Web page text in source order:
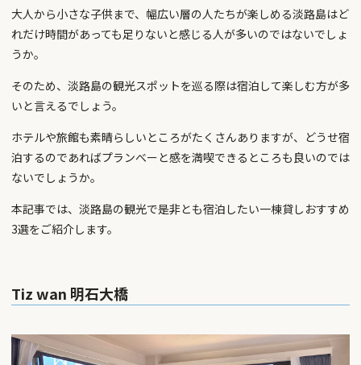
大人から小さな子供まで、幅広い層の人たちが楽しめる淡路島はど
れだけ時間があっても足りないと感じる人が多いのではないでしょ
うか。
そのため、淡路島の観光スポットを巡る際は宿泊して楽しむ方が多
いと言えるでしょう。
ホテルや旅館も素晴らしいところがたくさんありますが、どうせ宿
泊するのであればプランべーと感を満喫できるところも良いのでは
ないでしょうか。
本記事では、淡路島の観光で是非とも宿泊したい一棟貸しおすすめ
3選をご紹介します。
Tiz wan 明石大橋